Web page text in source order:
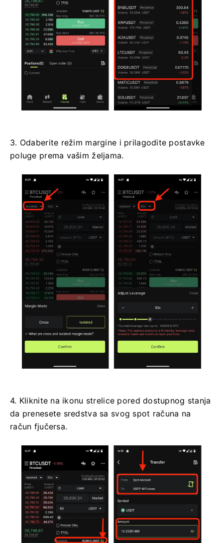
3. Odaberite režim margine i prilagodite postavke
poluge prema vašim željama.
4. Kliknite na ikonu strelice pored dostupnog stanja
da prenesete sredstva sa svog spot računa na
račun fjučersa.